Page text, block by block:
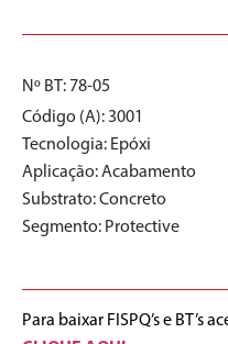
Nº BT: 78-05
Código (A): 3001
Tecnologia: Epóxi
Aplicação:Acabamento
Substrato:Concreto
Segmento: Protective
Para baixar FISPQ’s e BT’s